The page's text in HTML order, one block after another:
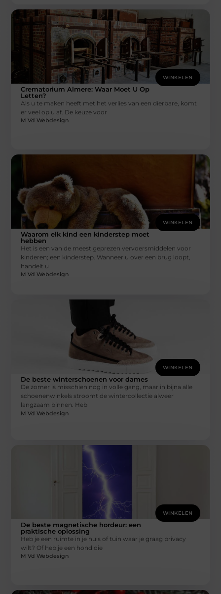
WINKELEN
Crematorium Almere: Waar Moet U Op
Letten?
Als u te maken heeft met het verlies van een dierbare, komt
er veel op u af. De keuze voor
M Vd Webdesign
WINKELEN
Waarom elk kind een kinderstep moet
hebben
Het is een van de meest geprezen vervoersmiddelen voor
kinderen; een kinderstep. Wanneer u over een brug loopt,
handelt u
M Vd Webdesign
WINKELEN
De beste winterschoenen voor dames
De zomer is misschien nog in volle gang, maar in bijna alle
schoenenwinkels stroomt de wintercollectie alweer
langzaam binnen. Heb
M Vd Webdesign
WINKELEN
De beste magnetische hordeur: een
praktische oplossing
Heb je een ruimte in je huis of tuin waar je graag privacy
wilt? Of heb je een hond die
M Vd Webdesign